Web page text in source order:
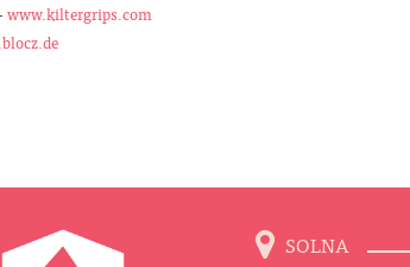
www.kiltergrips.com
SOLNA